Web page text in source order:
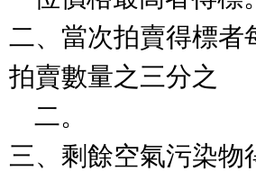
二、當次拍賣得標者
拍賣數量之三分之
三、剩餘空氣污染